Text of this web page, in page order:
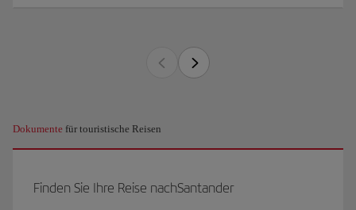
Dokumente für touristische Reisen
Finden Sie Ihre Reise nachSantander